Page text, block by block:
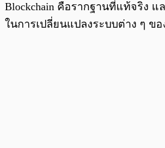
Blockchain คือรากฐานที่แท้จริง
ในการเปลี่ยนแปลงระบบต่าง ๆ ข